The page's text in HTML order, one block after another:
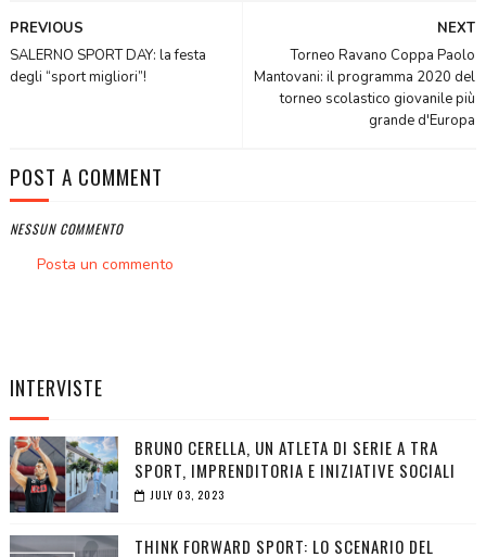
NEXT
Torneo Ravano Coppa Paolo
Mantovani: il programma 2020 del
torneo scolastico giovanile più
grande d'Europa
PREVIOUS
SALERNO SPORT DAY: la festa
degli “sport migliori”!
POST A COMMENT
NESSUN COMMENTO
Posta un commento
INTERVISTE
BRUNO CERELLA, UN ATLETA DI SERIE A TRA
SPORT, IMPRENDITORIA E INIZIATIVE SOCIALI
JULY 03, 2023
THINK FORWARD SPORT: LO SCENARIO DEL